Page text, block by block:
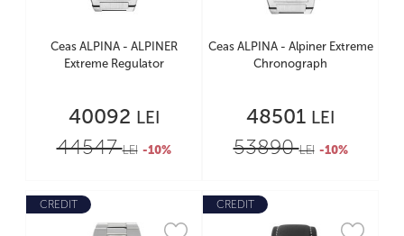
Ceas ALPINA - ALPINER
Extreme Regulator
40092 LEI
44547LEI -10%
Ceas ALPINA - Alpiner Extreme
Chronograph
48501 LEI
53890LEI -10%
CREDIT CREDIT